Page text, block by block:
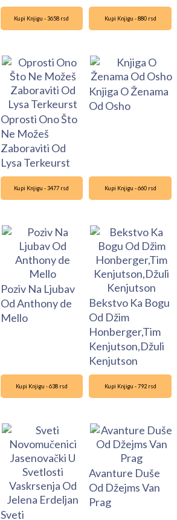
Kupi Knjigu - 3658 rsd
Oprosti Ono Što
Ne Možeš
Zaboraviti Od
Lysa Terkeurst
Kupi Knjigu - 880 rsd
Knjiga O Ženama
Od Osho
Kupi Knjigu - 3477 rsd
Poziv Na Ljubav
Od Anthony de
Mello
Kupi Knjigu - 660 rsd
Bekstvo Ka Bogu
Od Džim
Honberger,Tim
Kenjutson,Džuli
Kenjutson
Kupi Knjigu - 638 rsd
Sveti
Kupi Knjigu - 792 rsd
Avanture Duše
Od Džejms Van
Prag